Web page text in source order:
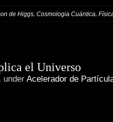
de Higgs, Cosmologia Cuántica,
el Universo
under Acelerador de